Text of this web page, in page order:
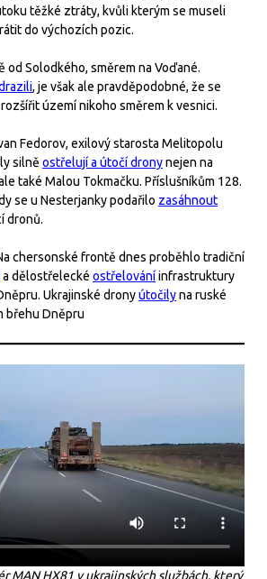
těžké ztráty, kvůli kterým se museli
do výchozích pozic.
od Solodkého, směrem na Voďané.
, je však ale pravděpodobné, že se
území nikoho směrem k vesnici.
Fedorov, exilový starosta Melitopolu
silně ostřelují a útočí dronynejen na
také Malou Tokmačku. Příslušníkům 128.
se u Nesterjanky podařilo zasáhnout
dronů.
chersonské frontě dnes proběhlo tradiční
a dělostřelecké ostřelováníinfrastruktury
Ukrajinské dronyútočilyna ruské
břehu Dněpru
MAN HX81 v ukrajinských službách, který